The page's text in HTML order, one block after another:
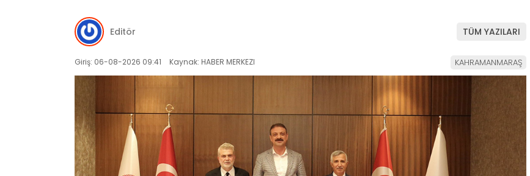
Editör TÜM YAZILARI
Giriş: 06-08-2026 09:41 Kaynak: HABER MERKEZI KAHRAMANMARAŞ